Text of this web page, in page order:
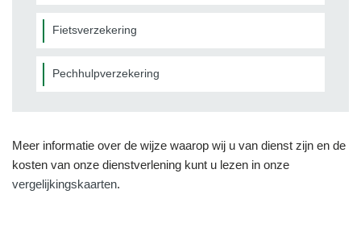
Fietsverzekering
Pechhulpverzekering
Meer informatie over de wijze waarop wij u van dienst zijn en de
kosten van onze dienstverlening kunt u lezen in onze
vergelijkingskaarten.